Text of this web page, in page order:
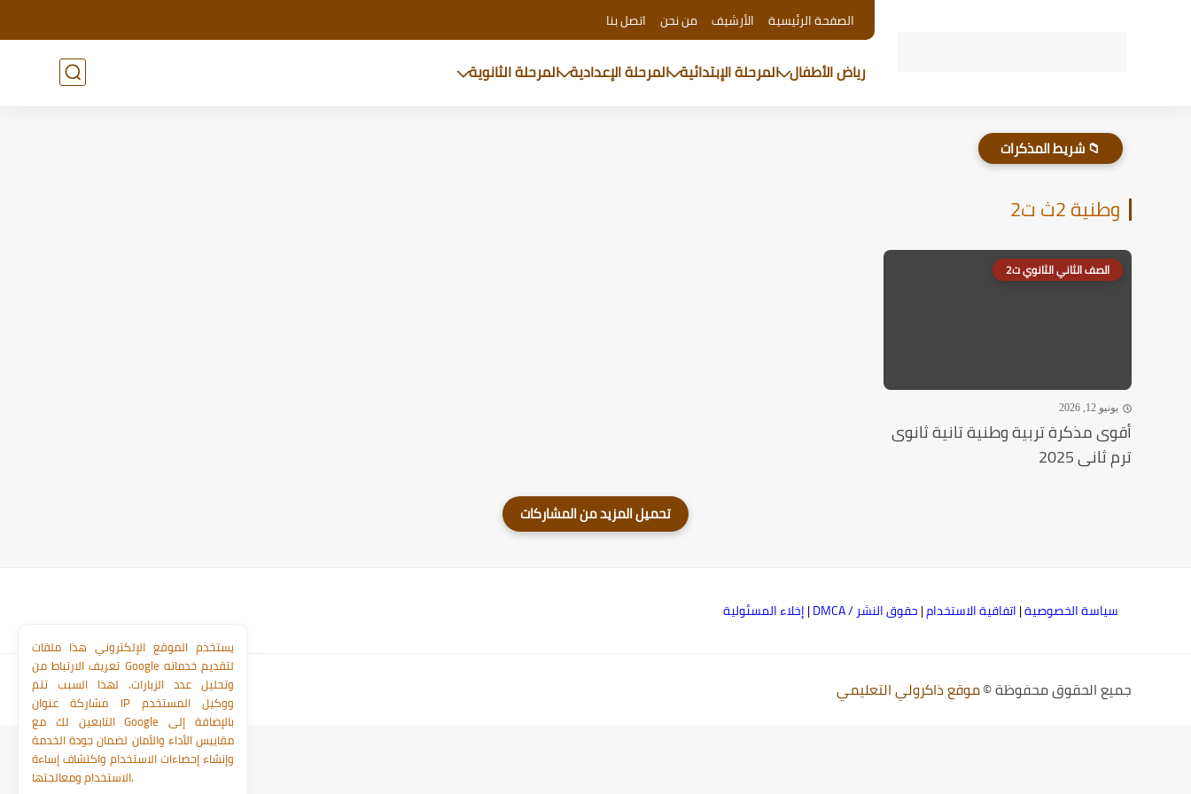
الصفحة الرئيسية الأرشيف من نحن اتصل بنا
رياض الأطفال المرحلة الإبتدائية المرحلة الإعدادية المرحلة الثانوية
📁 شريط المذكرات
وطنية 2ث ت2
الصف الثاني الثانوي ت2
يونيو 12, 2026
أقوى مذكرة تربية وطنية تانية ثانوى
ترم ثانى 2025
سياسة الخصوصية|اتفاقية الاستخدام|حقوق النشر / DMCA |إخلاء المسئولية
جميع الحقوق محفوظة ©موقع ذاكرولي التعليمي
يستخدم الموقع الإلكتروني هذا ملفات
تعريف الارتباط من Google لتقديم خدماته
وتحليل عدد الزيارات. لهذا السبب تتم
مشاركة عنوان IP ووكيل المستخدم
التابعين لك مع Google بالإضافة إلى
مقاييس الأداء والأمان لضمان جودة الخدمة
وإنشاء إحصاءات الاستخدام واكتشاف إساءة
الاستخدام ومعالجتها.